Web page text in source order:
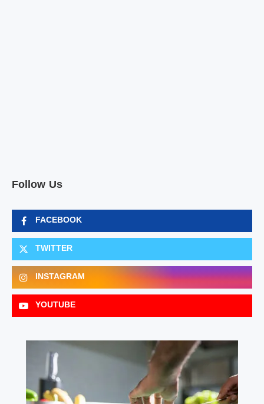
Follow Us
FACEBOOK
TWITTER
INSTAGRAM
YOUTUBE